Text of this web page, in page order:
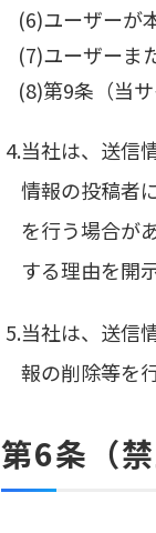
(6)ユーザーが
(7)ユーザーま
(8)第9条（当
4.当社は、送信
情報の投稿者
を行う場合が
する理由を開
5.当社は、送信
報の削除等を
第6条（禁